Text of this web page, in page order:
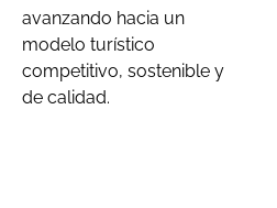
avanzando hacia un
modelo turístico
competitivo, sostenible y
de calidad.